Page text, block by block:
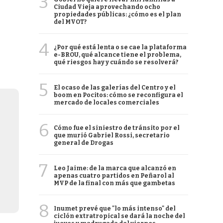
Ciudad Vieja aprovechando ocho
propiedades públicas: ¿cómo es el plan
del MVOT?
4
¿Por qué está lenta o se cae la plataforma
e-BROU, qué alcance tiene el problema,
qué riesgos hay y cuándo se resolverá?
5
El ocaso de las galerías del Centro y el
boom en Pocitos: cómo se reconfigura el
mercado de locales comerciales
6
Cómo fue el siniestro de tránsito por el
que murió Gabriel Rossi, secretario
general de Drogas
7
Leo Jaime: de la marca que alcanzó en
apenas cuatro partidos en Peñarol al
MVP de la final con más que gambetas
8
Inumet prevé que "lo más intenso" del
ciclón extratropical se dará la noche del